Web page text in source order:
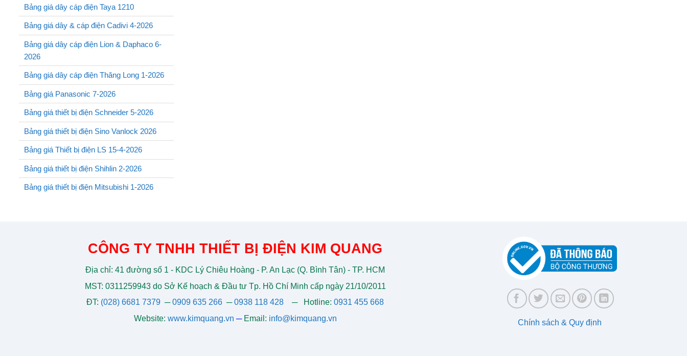
Bảng giá dây cáp điện Taya 1210
Bảng giá dây & cáp điện Cadivi 4-2026
Bảng giá dây cáp điện Lion & Daphaco 6-
2026
Bảng giá dây cáp điện Thăng Long 1-2026
Bảng giá Panasonic 7-2026
Bảng giá thiết bị điện Schneider 5-2026
Bảng giá thiết bị điện Sino Vanlock 2026
Bảng giá Thiết bị điện LS 15-4-2026
Bảng giá thiết bị điện Shihlin 2-2026
Bảng giá thiết bị điện Mitsubishi 1-2026
CÔNG TY TNHH THIẾT BỊ ĐIỆN KIM QUANG
Địa chỉ: 41 đường số 1 - KDC Lý Chiêu Hoàng - P. An Lạc (Q. Bình Tân) - TP. HCM
MST: 0311259943 do Sở Kế hoạch & Đầu tư Tp. Hồ Chí Minh cấp ngày 21/10/2011
ĐT: (028) 6681 7379 ─0909 635 266 ─0938 118 428 ─ Hotline: 0931 455 668
Website: www.kimquang.vn ─ Email: info@kimquang.vn Chính sách & Quy định